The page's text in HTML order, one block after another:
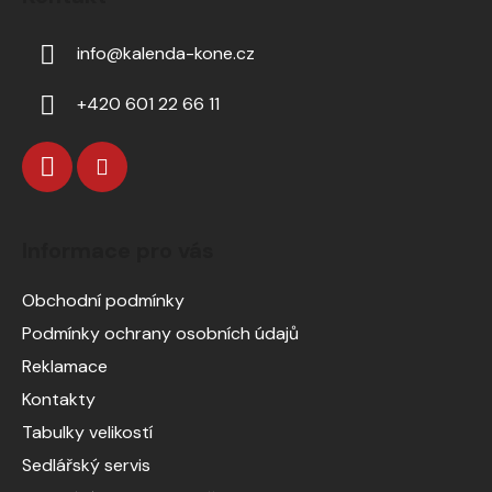
info@kalenda-kone.cz
+420 601 22 66 11
Obchodní podmínky
Podmínky ochrany osobních údajů
Reklamace
Kontakty
Tabulky velikostí
Sedlářský servis